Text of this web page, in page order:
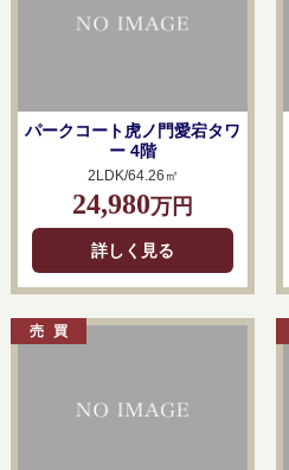
パークコート虎ノ門愛宕タワ
ー 4階
2LDK/64.26㎡
24,980万円
詳しく見る